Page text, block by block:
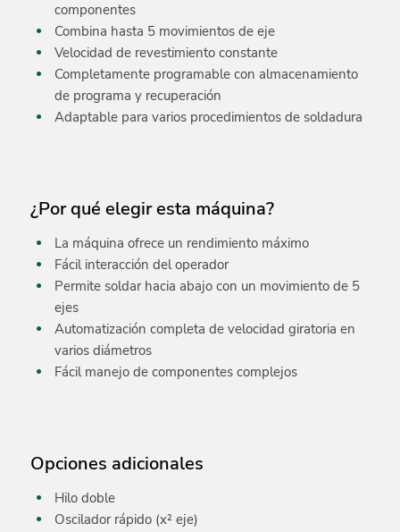
componentes
Combina hasta 5 movimientos de eje
Velocidad de revestimiento constante
Completamente programable con almacenamiento
de programa y recuperación
Adaptable para varios procedimientos de soldadura
¿Por qué elegir esta máquina?
La máquina ofrece un rendimiento máximo
Fácil interacción del operador
Permite soldar hacia abajo con un movimiento de 5
ejes
Automatización completa de velocidad giratoria en
varios diámetros
Fácil manejo de componentes complejos
Opciones adicionales
Hilo doble
Oscilador rápido (x² eje)